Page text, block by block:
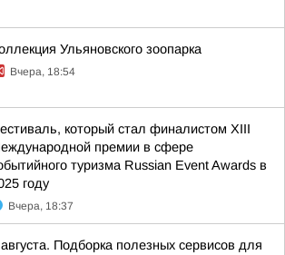
Ульяновского зоопарка
Вчера, 18:54
который стал финалистом ХIII
премии в сфере
туризма Russian Event Awards в
году
Вчера, 18:37
Подборка полезных сервисов для